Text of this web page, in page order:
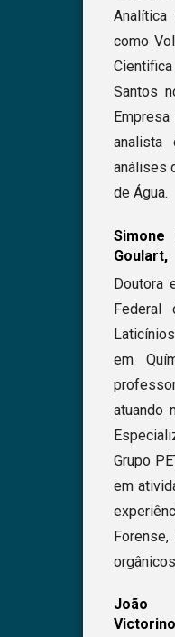
como
Santos
analista
análises
de Água.
Simone
Goulart,
Doutora
Federal
em
atuando
Grupo
em